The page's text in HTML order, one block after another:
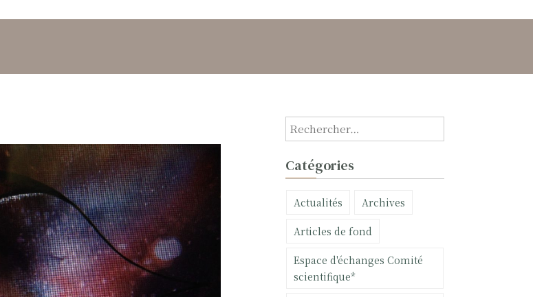
R
e
h
Catégories
Actualités Archives
Articles de fond
Espace d'échanges Comité
scientifique*